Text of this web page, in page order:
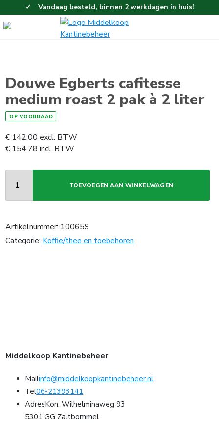
Vandaag besteld, binnen 2 werkdagen in huis!
Eenvoudig en gemakkelijk bestellen!
Gratis thuisbezorgd vanaf 100,-!
Douwe Egberts cafitesse
medium roast 2 pak à 2 liter
OP VOORRAAD
€ 142,00 excl. BTW
€ 154,78 incl. BTW
TOEVOEGEN AAN WINKELWAGEN
Artikelnummer: 100659
Categorie: Koffie/thee en toebehoren
Middelkoop Kantinebeheer
Mailinfo@middelkoopkantinebeheer.nl
Tel06-21393141
AdresKon. Wilhelminaweg 93
5301 GG Zaltbommel